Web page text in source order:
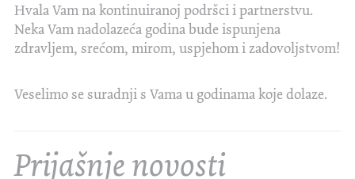
Hvala Vam na kontinuiranoj podršci i partnerstvu.
Neka Vam nadolazeća godina bude ispunjena
zdravljem, srećom, mirom, uspjehom i zadovoljstvom!
Veselimo se suradnji s Vama u godinama koje dolaze.
Prijašnje novosti